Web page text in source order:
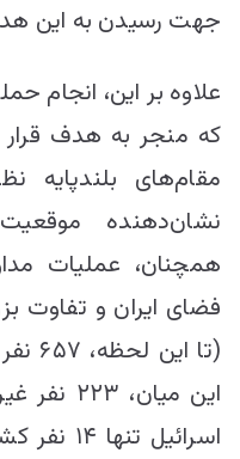
جهت رسیدن به این
علاوه بر این، انجام
که منجر به هدف
مقام‌های بلندپایه
نشان‌دهنده
همچنان، عملیات
فضای ایران و تفاوت
(تا
این
اسرائیل